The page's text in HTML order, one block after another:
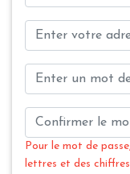
Pour le mot de
lettres et des